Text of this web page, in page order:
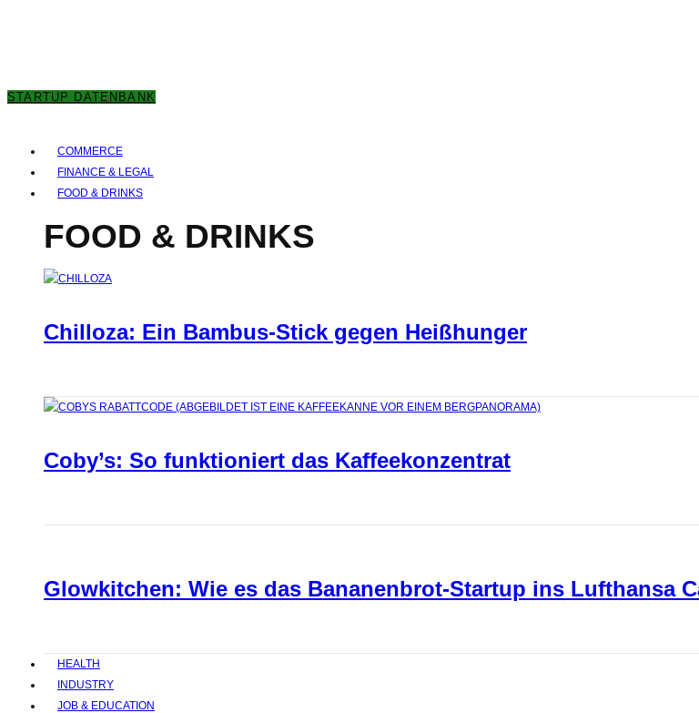
STARTUP DATENBANK
COMMERCE
FINANCE & LEGAL
FOOD & DRINKS
FOOD & DRINKS
Chilloza: Ein Bambus-Stick gegen Heißhunger
Coby’s: So funktioniert das Kaffeekonzentrat
Glowkitchen: Wie es das Bananenbrot-Startup ins Lufthansa
HEALTH
INDUSTRY
JOB & EDUCATION